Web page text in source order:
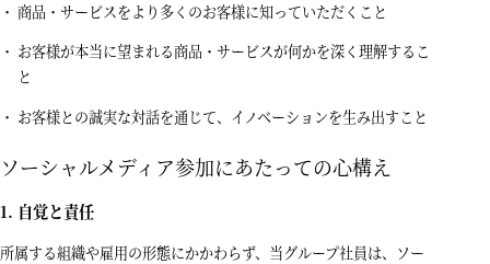
商品・サービスをより多くのお客様に知っていただくこと
お客様が本当に望まれる商品・サービスが何かを深く理解するこ
と
お客様との誠実な対話を通じて、イノベーションを生み出すこと
ソーシャルメディア参加にあたっての心構え
1. 自覚と責任
所属する組織や雇用の形態にかかわらず、当グループ社員は、ソー